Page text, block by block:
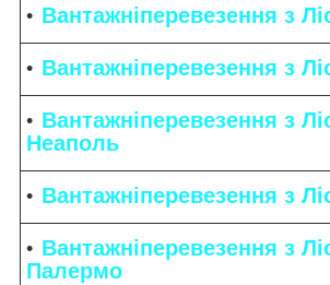
Вантажніперевезення з
Вантажніперевезення з
Вантажніперевезення з
Неаполь
Вантажніперевезення з
Вантажніперевезення з
Палермо